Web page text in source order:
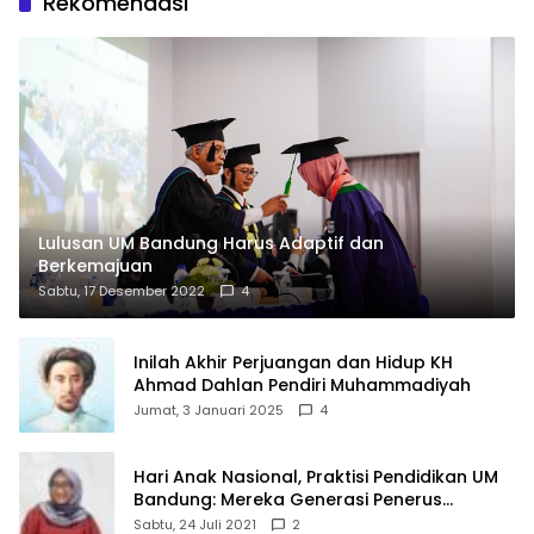
Lulusan UM Bandung Harus Adaptif dan
Berkemajuan
Sabtu, 17 Desember 2022 4
Inilah Akhir Perjuangan dan Hidup KH
Ahmad Dahlan Pendiri Muhammadiyah
Jumat, 3 Januari 2025 4
Hari Anak Nasional, Praktisi Pendidikan UM
Bandung: Mereka Generasi Penerus
Bangsa
Sabtu, 24 Juli 2021 2